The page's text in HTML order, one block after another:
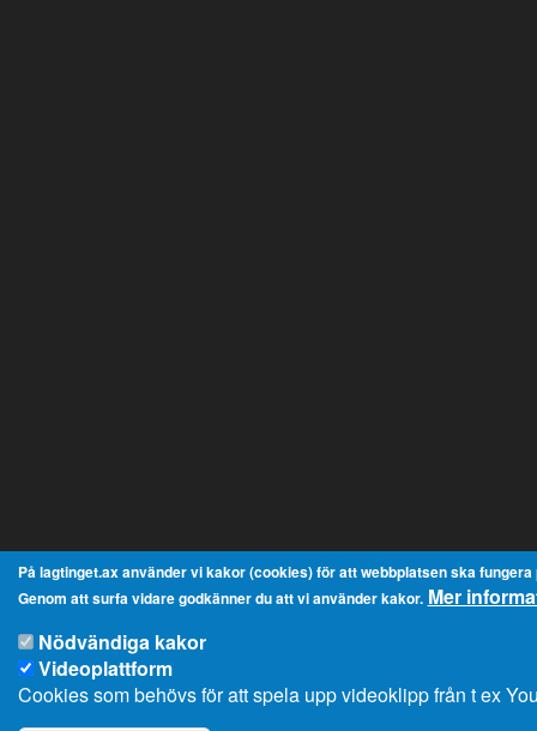
På lagtinget.ax använder vi kakor (cookies) för att webbplatsen ska
Genom att surfa vidare godkänner du att vi använder kakor. Mer
Nödvändiga kakor
Videoplattform
Cookies som behövs för att spela upp videoklipp från t ex